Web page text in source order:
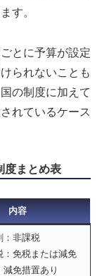
す。
とに予算が設定
られないことも
の制度に加えて
れているケース
度まとめ表
内容
：非課税
：免税または減免
減免措置あり